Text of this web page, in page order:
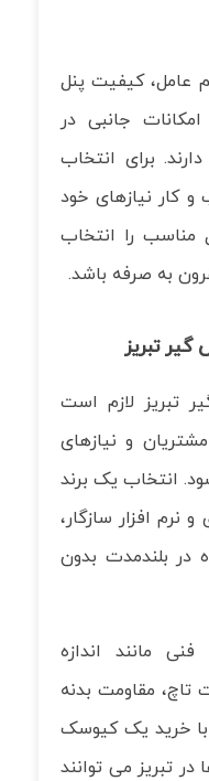
عامل، کیفیت پنل
جانبی در
برای انتخاب
کار نیازهای خود
را انتخاب
به صرفه باشد.
تبریز
تبریز لازم است
و نیازهای
انتخاب یک برند
نرم افزار سازگار،
در بلندمدت بدون
مانند اندازه
تاچ، مقاومت بدنه
با خرید یک کیوسک
تبریز می توانند